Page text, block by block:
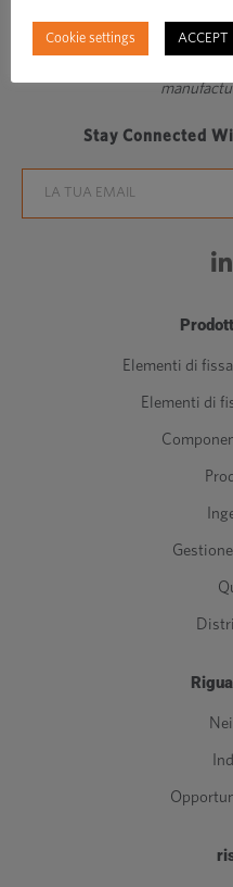
Regionally focused,
Stay Connected
Elementi di
Elementi di
Cookie settings ACCEPT